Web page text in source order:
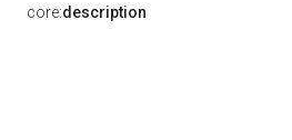
core:description